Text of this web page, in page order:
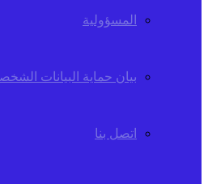
المسؤولية
بيان حماية البيانات
اتصل بنا